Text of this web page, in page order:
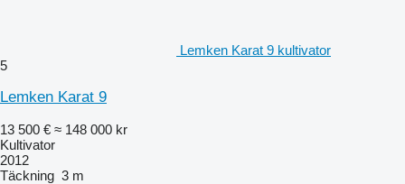
Lemken Karat 9 kultivator
5
Lemken Karat 9
13 500 € ≈ 148 000 kr
Kultivator
2012
Täckning 3 m